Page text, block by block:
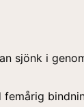
sjönk i